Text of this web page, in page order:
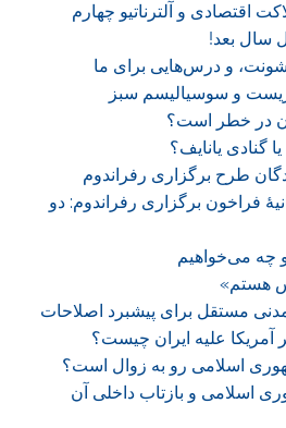
اقتصادی و آلترناتیو چهارم
سال بعد!
و درس‌هایی برای ما
و سوسیالیسم سبز
در خطر است؟
گنادی یانایف؟
طرح برگزاری رفراندوم
فراخون برگزاری رفراندوم: دو
چه می‌خواهیم
هستم»
مستقل برای پیشبرد اصلاحات
آمریکا علیه ایران چیست؟
اسلامی رو به زوال است؟
اسلامی و بازتاب داخلی آن